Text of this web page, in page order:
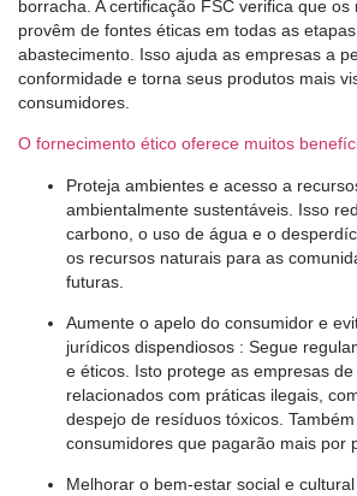
borracha. A certificação FSC verifica que
provêm de fontes éticas em todas as
abastecimento. Isso ajuda as empresas a
conformidade e torna seus produtos mais
consumidores.
O fornecimento ético oferece muitos
Proteja ambientes e acesso a
ambientalmente sustentáveis. Isso
carbono, o uso de água e o
os recursos naturais para as
futuras.
Aumente o apelo do consumidor e
jurídicos dispendiosos : Segue
e éticos. Isto protege as empresas
relacionados com práticas ilegais,
despejo de resíduos tóxicos.
consumidores que pagarão mais por
Melhorar o bem-estar social e cultural